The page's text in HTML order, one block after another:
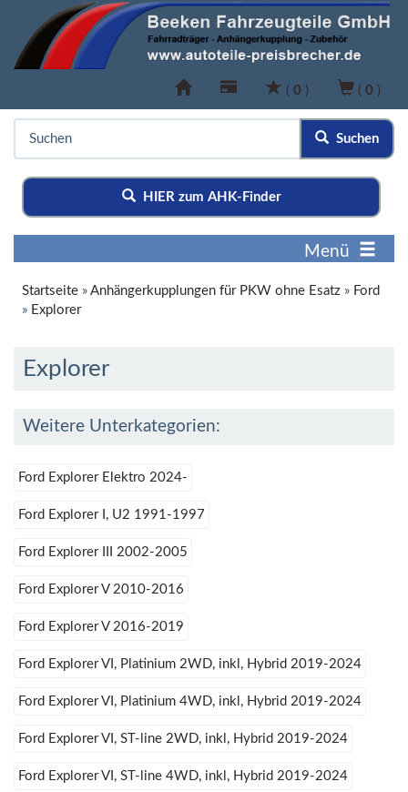
( 0 ) ( 0 )
Suchen
HIER zum AHK-Finder
Menü
Startseite » Anhängerkupplungen für PKW ohne Esatz » Ford
» Explorer
Explorer
Weitere Unterkategorien:
Ford Explorer Elektro 2024-
Ford Explorer I, U2 1991-1997
Ford Explorer III 2002-2005
Ford Explorer V 2010-2016
Ford Explorer V 2016-2019
Ford Explorer VI, Platinium 2WD, inkl, Hybrid 2019-2024
Ford Explorer VI, Platinium 4WD, inkl, Hybrid 2019-2024
Ford Explorer VI, ST-line 2WD, inkl, Hybrid 2019-2024
Ford Explorer VI, ST-line 4WD, inkl, Hybrid 2019-2024